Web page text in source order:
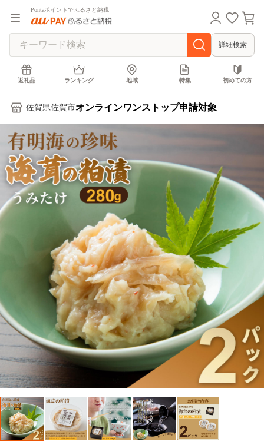
Pontaポイントでふるさと納税
詳細検索
返礼品 ランキング 地域 特集 初めての方
佐賀県佐賀市オンラインワンストップ申請対象